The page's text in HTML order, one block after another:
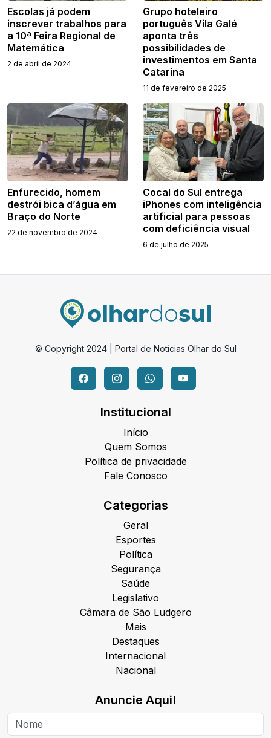
Escolas já podem
inscrever trabalhos para
a 10ª Feira Regional de
Matemática
2 de abril de 2024
Grupo hoteleiro
português Vila Galé
aponta três
possibilidades de
investimentos em Santa
Catarina
11 de fevereiro de 2025
Enfurecido, homem
destrói bica d’água em
Braço do Norte
22 de novembro de 2024
Cocal do Sul entrega
iPhones com inteligência
artificial para pessoas
com deficiência visual
6 de julho de 2025
© Copyright 2024 | Portal de Notícias Olhar do Sul
Institucional
Início
Quem Somos
Política de privacidade
Fale Conosco
Categorias
Geral
Esportes
Política
Segurança
Saúde
Legislativo
Câmara de São Ludgero
Mais
Destaques
Internacional
Nacional
Anuncie Aqui!